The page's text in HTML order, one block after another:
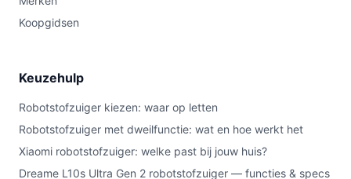
Koopgidsen
Keuzehulp
Robotstofzuiger kiezen: waar op letten
Robotstofzuiger met dweilfunctie: wat en hoe werkt het
Xiaomi robotstofzuiger: welke past bij jouw huis?
Dreame L10s Ultra Gen 2 robotstofzuiger — functies & specs